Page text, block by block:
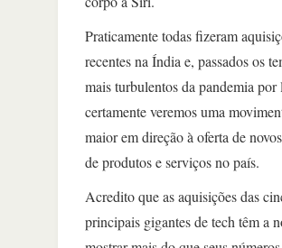
Praticamente todas fizeram
recentes na Índia e, passados os
mais turbulentos da pandemia por
certamente veremos uma
maior em direção à oferta de
de produtos e serviços no país.
Acredito que as aquisições das
principais gigantes de tech têm a